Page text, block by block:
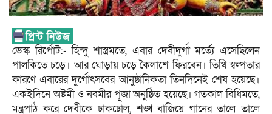
ডেস্ক রির্পোট:- হিন্দু শাস্ত্রমতে, এবার দেবীদুর্গা মর্ত্যে এসেছিলেন
পালকিতে চড়ে। আর ঘোড়ায় চড়ে কৈলাশে ফিরবেন। তিথি স্বল্পতার
কারণে এবারের দুর্গোৎসবের আনুষ্ঠানিকতা তিনদিনেই শেষ হয়েছে।
একইদিনে অষ্টমী ও নবমীর পূজা অনুষ্ঠিত হয়েছে। গতকাল বিধিমতে,
মন্ত্রপাঠ করে দেবীকে ঢাকঢোল, শঙ্খ বাজিয়ে গানের তালে তালে